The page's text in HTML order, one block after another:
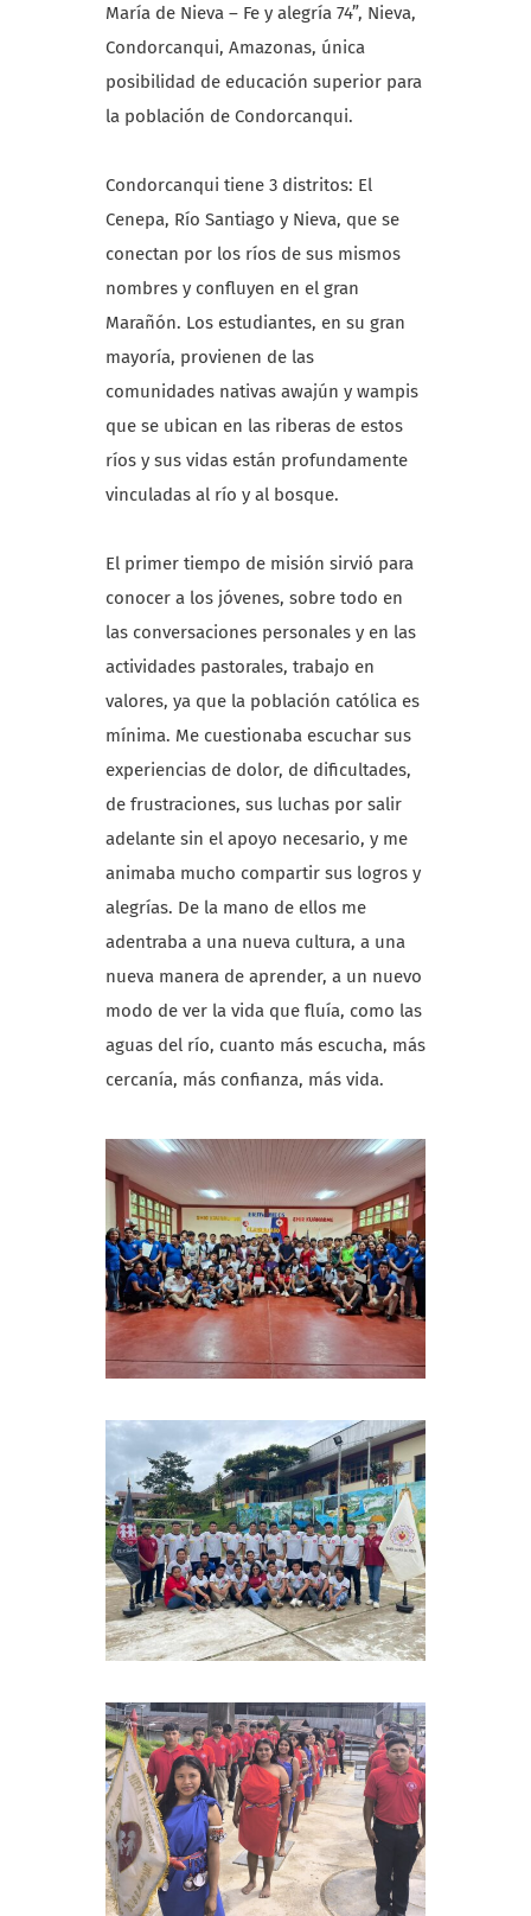
María de Nieva – Fe y alegría 74”, Nieva,
Condorcanqui, Amazonas, única
posibilidad de educación superior para
la población de Condorcanqui.
Condorcanqui tiene 3 distritos: El
Cenepa, Río Santiago y Nieva, que se
conectan por los ríos de sus mismos
nombres y confluyen en el gran
Marañón. Los estudiantes, en su gran
mayoría, provienen de las
comunidades nativas awajún y wampis
que se ubican en las riberas de estos
ríos y sus vidas están profundamente
vinculadas al río y al bosque.
El primer tiempo de misión sirvió para
conocer a los jóvenes, sobre todo en
las conversaciones personales y en las
actividades pastorales, trabajo en
valores, ya que la población católica es
mínima. Me cuestionaba escuchar sus
experiencias de dolor, de dificultades,
de frustraciones, sus luchas por salir
adelante sin el apoyo necesario, y me
animaba mucho compartir sus logros y
alegrías. De la mano de ellos me
adentraba a una nueva cultura, a una
nueva manera de aprender, a un nuevo
modo de ver la vida que fluía, como las
aguas del río, cuanto más escucha, más
cercanía, más confianza, más vida.